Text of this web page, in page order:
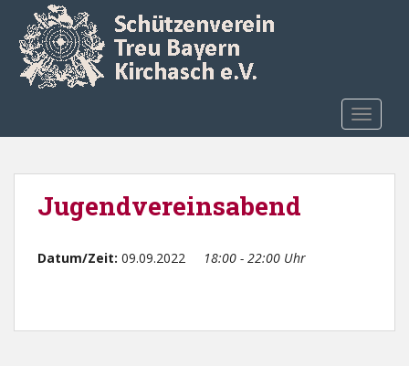
Skip to main content
Jugendvereinsabend
Datum/Zeit: 09.09.2022 18:00 - 22:00 Uhr